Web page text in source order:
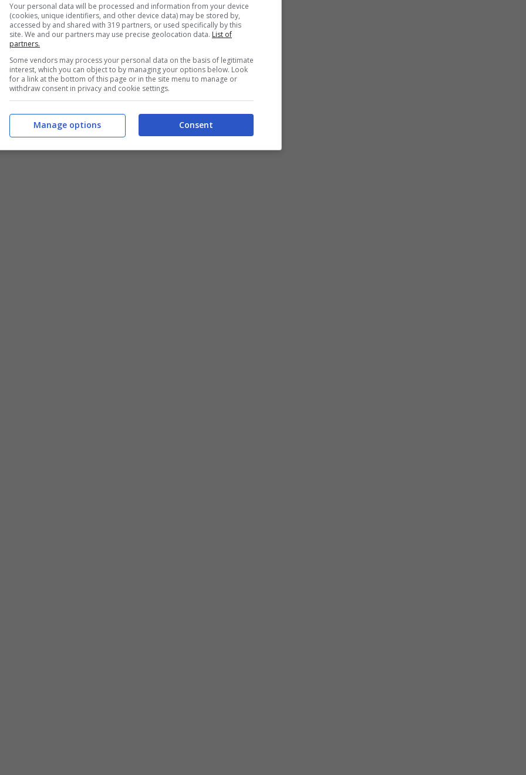
Your personal data will be processed and information from your device
(cookies, unique identifiers, and other device data) may be stored by,
accessed by and shared with 319 partners, or used specifically by this
site. We and our partners may use precise geolocation data. List of
partners.
Some vendors may process your personal data on the basis of legitimate
interest, which you can object to by managing your options below. Look
for a link at the bottom of this page or in the site menu to manage or
withdraw consent in privacy and cookie settings.
Consent
Manage options